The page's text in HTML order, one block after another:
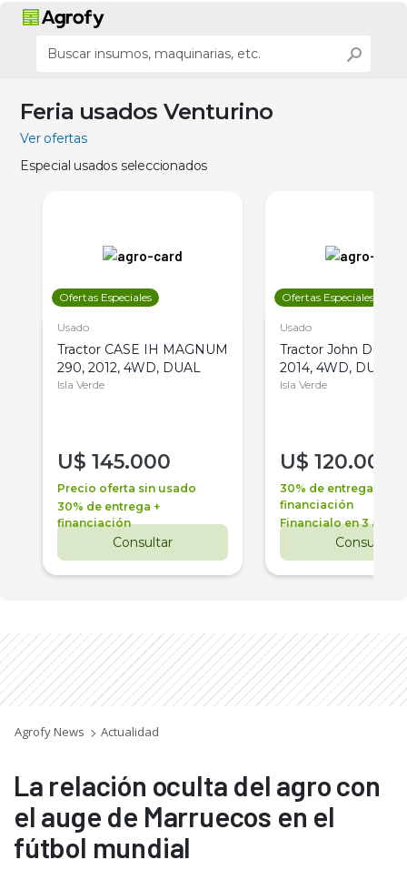
Feria usados Venturino
Ver ofertas
Especial usados seleccionados
Ofertas Especiales
Usado
Tractor CASE IH MAGNUM
290, 2012, 4WD, DUAL
Isla Verde
U$ 145.000
Precio oferta sin usado
30% de entrega +
financiación
Consultar
Ofertas Especiales
Usado
Tractor John Deere
2014, 4WD, DUAL
Isla Verde
U$ 120.000
30% de entrega +
financiación
Financialo en 3 años
Consultar
Agrofy News Actualidad
La relación oculta del agro con
el auge de Marruecos en el
fútbol mundial